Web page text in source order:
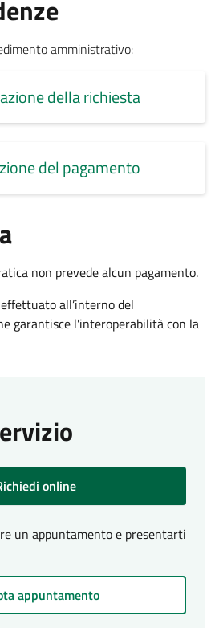
amministrativo:
della richiesta
del pagamento
non prevede alcun pagamento.
all’interno del
garantisce l'interoperabilità con la
online
un appuntamento e presentarti
appuntamento